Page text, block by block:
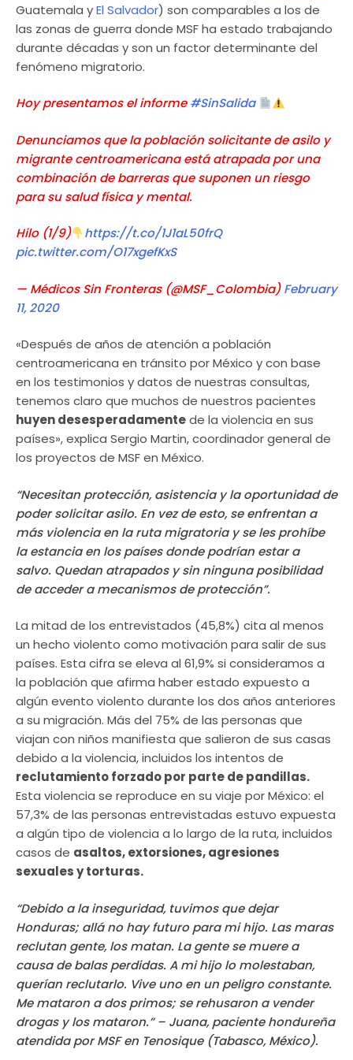
Guatemala yEl Salvador) son comparables a los de
las zonas de guerra donde MSF ha estado trabajando
durante décadas y son un factor determinante del
fenómeno migratorio.
Hoy presentamos el informe#SinSalida
Denunciamos que la población solicitante de asilo y
migrante centroamericana está atrapada por una
combinación de barreras que suponen un riesgo
para su salud física y mental.
Hilo (1/9)
https://t.co/1J1aL50frQ
pic.twitter.com/O17xgefKxS
— Médicos Sin Fronteras (@MSF_Colombia)February
11, 2020
«Después de años de atención a población
centroamericana en tránsito por México y con base
en los testimonios y datos de nuestras consultas,
tenemos claro que muchos de nuestros pacientes
huyen desesperadamentede la violencia en sus
países», explica Sergio Martin, coordinador general de
los proyectos de MSF en México.
“Necesitan protección, asistencia y la oportunidad de
poder solicitar asilo. En vez de esto, se enfrentan a
más violencia en la ruta migratoria y se les prohíbe
la estancia en los países donde podrían estar a
salvo. Quedan atrapados y sin ninguna posibilidad
de acceder a mecanismos de protección”.
La mitad de los entrevistados (45,8%) cita al menos
un hecho violento como motivación para salir de sus
países. Esta cifra se eleva al 61,9% si consideramos a
la población que afirma haber estado expuesto a
algún evento violento durante los dos años anteriores
a su migración. Más del 75% de las personas que
viajan con niños manifiesta que salieron de sus casas
debido a la violencia, incluidos los intentos de
reclutamiento forzado por parte de pandillas.
Esta violencia se reproduce en su viaje por México: el
57,3% de las personas entrevistadas estuvo expuesta
a algún tipo de violencia a lo largo de la ruta, incluidos
casos de asaltos, extorsiones, agresiones
sexuales y torturas.
“Debido a la inseguridad, tuvimos que dejar
Honduras; allá no hay futuro para mi hijo. Las maras
reclutan gente, los matan. La gente se muere a
causa de balas perdidas. A mi hijo lo molestaban,
querían reclutarlo. Vive uno en un peligro constante.
Me mataron a dos primos; se rehusaron a vender
drogas y los mataron.” – Juana, paciente hondureña
atendida por MSF en Tenosique (Tabasco, México).